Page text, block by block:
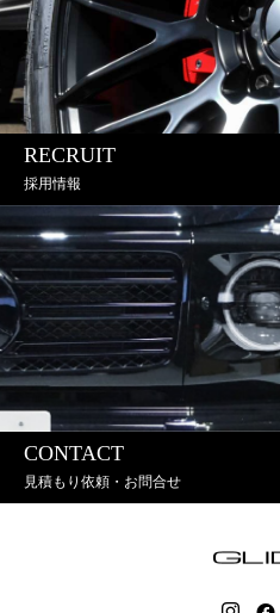
RECRUIT
採用情報
CONTACT
見積もり依頼・お問合せ